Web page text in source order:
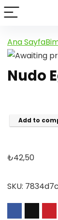
Ana Sayfa
Nudo
Add to
₺42,50
SKU: